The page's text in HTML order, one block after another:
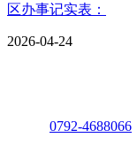
区办事记实表：
2026-04-24
0792-4688066